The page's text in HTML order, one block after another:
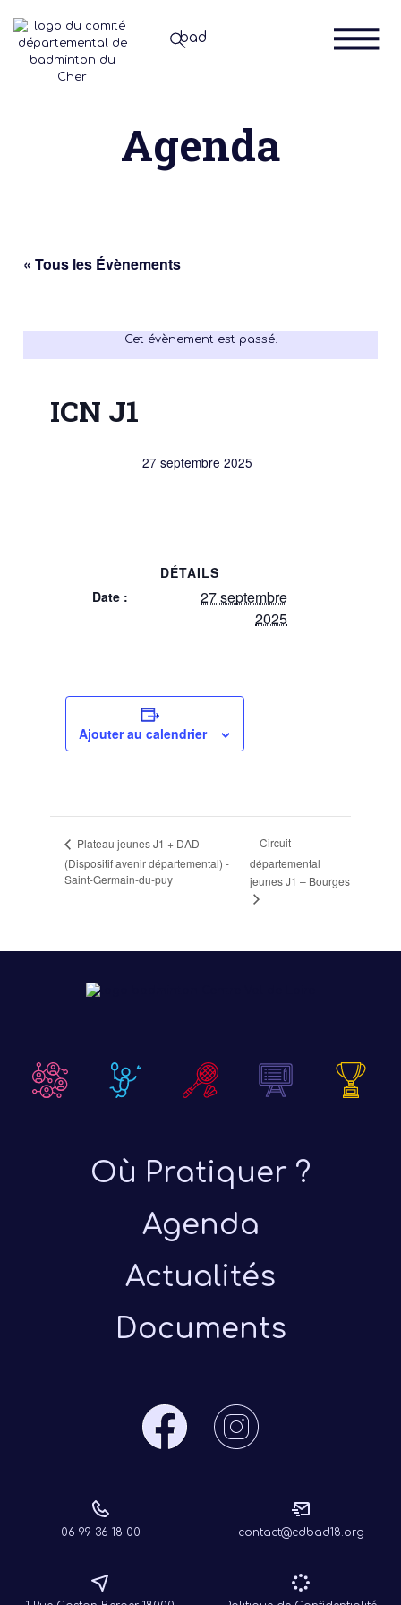
Agenda
« Tous les Évènements
Cet évènement est passé.
ICN J1
27 septembre 2025
DÉTAILS
Date :
27 septembre
2025
Ajouter au calendrier
Plateau jeunes J1 + DAD
(Dispositif avenir départemental) -
Saint-Germain-du-puy
Circuit
départemental
jeunes J1 – Bourges
Où Pratiquer ?
Agenda
Actualités
Documents
06 99 36 18 00 contact@cdbad18.org